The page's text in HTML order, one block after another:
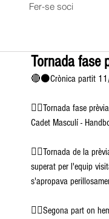
Fer-se soci
Tornada fase
🔴⚫️Crònica partit
👉🏽Tornada fase
Cadet Masculí -
👉🏽Tornada de la
superat per l'equip
s'apropava
👉🏽Segona part on